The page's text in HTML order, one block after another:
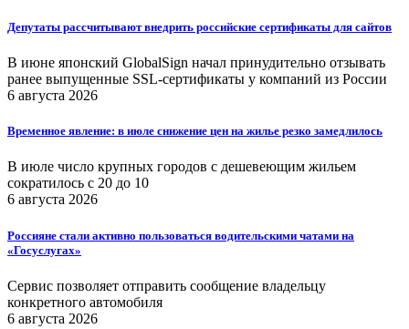
Депутаты рассчитывают внедрить российские сертификаты для сайтов
В июне японский GlobalSign начал принудительно отзывать
ранее выпущенные SSL-сертификаты у компаний из России
6 августа 2026
Временное явление: в июле снижение цен на жилье резко замедлилось
В июле число крупных городов с дешевеющим жильем
сократилось с 20 до 10
6 августа 2026
Россияне стали активно пользоваться водительскими чатами на
«Госуслугах»
Сервис позволяет отправить сообщение владельцу
конкретного автомобиля
6 августа 2026